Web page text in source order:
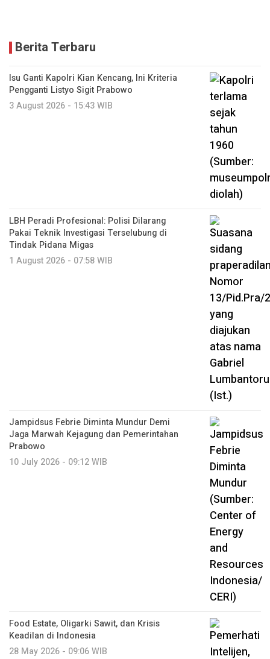
Berita Terbaru
Isu Ganti Kapolri Kian Kencang, Ini Kriteria
Pengganti Listyo Sigit Prabowo
3 August 2026 - 15:43 WIB
LBH Peradi Profesional: Polisi Dilarang
Pakai Teknik Investigasi Terselubung di
Tindak Pidana Migas
1 August 2026 - 07:58 WIB
Jampidsus Febrie Diminta Mundur Demi
Jaga Marwah Kejagung dan Pemerintahan
Prabowo
10 July 2026 - 09:12 WIB
Food Estate, Oligarki Sawit, dan Krisis
Keadilan di Indonesia
28 May 2026 - 09:06 WIB